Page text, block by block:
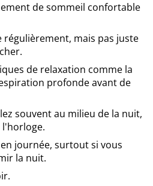
de sommeil confortable
régulièrement, mais pas juste
de relaxation comme la
profonde avant de
souvent au milieu de la nuit,
l'horloge.
journée, surtout si vous
la nuit.